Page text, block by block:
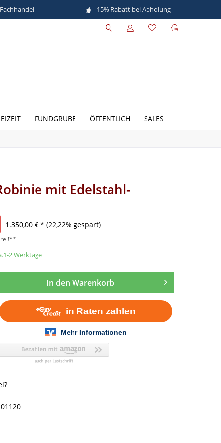
15% Rabatt bei Abholung
FUNDGRUBE ÖFFENTLICH SALES
mit Edelstahl-
1.350,00 € * (22,22% gespart)
2 Werktage
In den Warenkorb